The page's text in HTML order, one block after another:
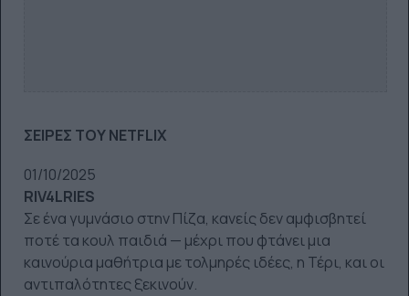
ΣΕΙΡΕΣ ΤΟΥ NETFLIX
01/10/2025
RIV4LRIES
Σε ένα γυμνάσιο στην Πίζα, κανείς δεν αμφισβητεί
ποτέ τα κουλ παιδιά — μέχρι που φτάνει μια
καινούρια μαθήτρια με τολμηρές ιδέες, η Τέρι, και οι
αντιπαλότητες ξεκινούν.